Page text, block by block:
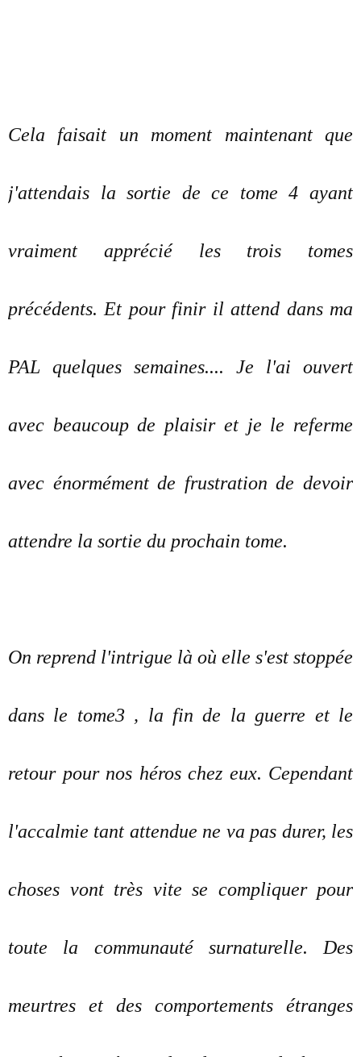
Cela faisait un moment maintenant que
j'attendais la sortie de ce tome 4 ayant
vraiment apprécié les trois tomes
précédents. Et pour finir il attend dans ma
PAL quelques semaines.... Je l'ai ouvert
avec beaucoup de plaisir et je le referme
avec énormément de frustration de devoir
attendre la sortie du prochain tome.
On reprend l'intrigue là où elle s'est stoppée
dans le tome3 , la fin de la guerre et le
retour pour nos héros chez eux. Cependant
l'accalmie tant attendue ne va pas durer, les
choses vont très vite se compliquer pour
toute la communauté surnaturelle. Des
meurtres et des comportements étranges